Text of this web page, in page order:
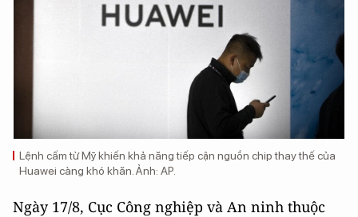
Lệnh cấm từ Mỹ khiến khả năng tiếp cận nguồn chip thay thế của
Huawei càng khó khăn. Ảnh: AP
Ngày 17/8, Cục Công nghiệp và An ninh thuộc